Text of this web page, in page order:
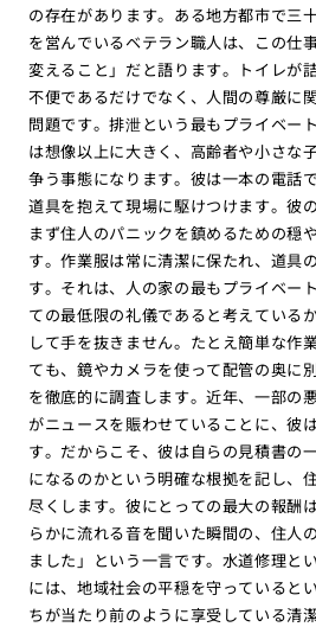
の存在があります。ある地方都市で三
を営んでいるベテラン職人は、この仕
変えること」だと語ります。トイレが
不便であるだけでなく、人間の尊厳に
問題です。排泄という最もプライベー
は想像以上に大きく、高齢者や小さな
争う事態になります。彼は一本の電話
道具を抱えて現場に駆けつけます。彼
まず住人のパニックを鎮めるための穏
す。作業服は常に清潔に保たれ、道具
す。それは、人の家の最もプライベー
ての最低限の礼儀であると考えている
して手を抜きません。たとえ簡単な作
ても、鏡やカメラを使って配管の奥に
を徹底的に調査します。近年、一部の
がニュースを賑わせていることに、彼
す。だからこそ、彼は自らの見積書の
になるのかという明確な根拠を記し、
尽くします。彼にとっての最大の報酬
らかに流れる音を聞いた瞬間の、住人
ました」という一言です。水道修理と
には、地域社会の平穏を守っていると
ちが当たり前のように享受している清